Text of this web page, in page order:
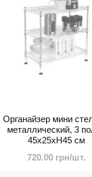
Органайзер мини
металлический, 3
45х25хН45 см
720.00 грн/шт.